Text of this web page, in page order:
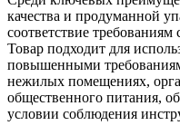
качества и продуманной
соответствие требованиям
Товар подходит для
повышенными
нежилых помещениях,
общественного питания,
условии соблюдения